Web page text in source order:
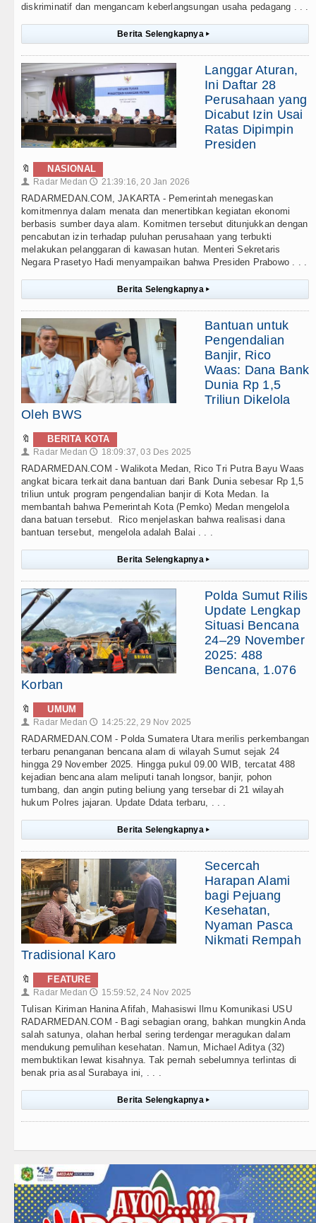
diskriminatif dan mengancam keberlangsungan usaha pedagang . . .
Berita Selengkapnya ▸
Langgar Aturan,
Ini Daftar 28
Perusahaan yang
Dicabut Izin Usai
Ratas Dipimpin
Presiden
🔖 NASIONAL
👤 Radar Medan 🕔 21:39:16, 20 Jan 2026
RADARMEDAN.COM, JAKARTA - Pemerintah menegaskan
komitmennya dalam menata dan menertibkan kegiatan ekonomi
berbasis sumber daya alam. Komitmen tersebut ditunjukkan dengan
pencabutan izin terhadap puluhan perusahaan yang terbukti
melakukan pelanggaran di kawasan hutan. Menteri Sekretaris
Negara Prasetyo Hadi menyampaikan bahwa Presiden Prabowo . . .
Berita Selengkapnya ▸
Bantuan untuk
Pengendalian
Banjir, Rico
Waas: Dana Bank
Dunia Rp 1,5
Triliun Dikelola
Oleh BWS
🔖 BERITA KOTA
👤 Radar Medan 🕔 18:09:37, 03 Des 2025
RADARMEDAN.COM - Walikota Medan, Rico Tri Putra Bayu Waas
angkat bicara terkait dana bantuan dari Bank Dunia sebesar Rp 1,5
triliun untuk program pengendalian banjir di Kota Medan. Ia
membantah bahwa Pemerintah Kota (Pemko) Medan mengelola
dana batuan tersebut. Rico menjelaskan bahwa realisasi dana
bantuan tersebut, mengelola adalah Balai . . .
Berita Selengkapnya ▸
Polda Sumut Rilis
Update Lengkap
Situasi Bencana
24–29 November
2025: 488
Bencana, 1.076
Korban
🔖 UMUM
👤 Radar Medan 🕔 14:25:22, 29 Nov 2025
RADARMEDAN.COM - Polda Sumatera Utara merilis perkembangan
terbaru penanganan bencana alam di wilayah Sumut sejak 24
hingga 29 November 2025. Hingga pukul 09.00 WIB, tercatat 488
kejadian bencana alam meliputi tanah longsor, banjir, pohon
tumbang, dan angin puting beliung yang tersebar di 21 wilayah
hukum Polres jajaran. Update Ddata terbaru, . . .
Berita Selengkapnya ▸
Secercah
Harapan Alami
bagi Pejuang
Kesehatan,
Nyaman Pasca
Nikmati Rempah
Tradisional Karo
🔖 FEATURE
👤 Radar Medan 🕔 15:59:52, 24 Nov 2025
Tulisan Kiriman Hanina Afifah, Mahasiswi Ilmu Komunikasi USU
RADARMEDAN.COM - Bagi sebagian orang, bahkan mungkin Anda
salah satunya, olahan herbal sering terdengar meragukan dalam
mendukung pemulihan kesehatan. Namun, Michael Aditya (32)
membuktikan lewat kisahnya. Tak pernah sebelumnya terlintas di
benak pria asal Surabaya ini, . . .
Berita Selengkapnya ▸